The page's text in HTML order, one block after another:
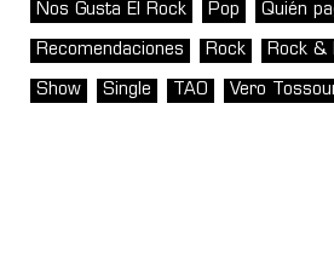
Nos Gusta El Rock Pop Quién
Recomendaciones Rock Rock &
Show Single TAO Vero